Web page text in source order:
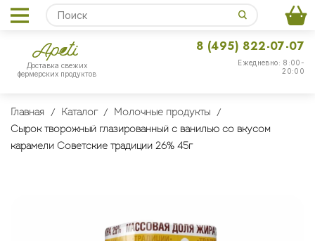
Доставка свежих
фермерских продуктов
Ежедневно: 8:00-
20:00
8 (495) 822-07-07
Главная Каталог
Молочные продукты
Сырок творожный глазированный с ванилью со вкусом
карамели Советские традиции 26% 45г